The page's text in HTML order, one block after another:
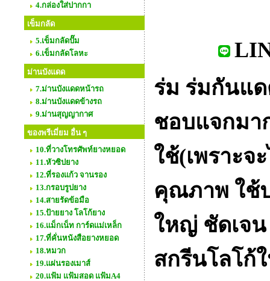
4.กล่องใส่ปากกา
เข็มกลัด
5.เข็มกลัดปั๊ม
6.เข็มกลัดโลหะ
ม่านบังแดด
7.ม่านบังแดดหน้ารถ
8.ม่านบังแดดข้างรถ
9.ม่านสุญญากาศ
ของพรีเมี่ยม อื่น ๆ
10.ที่วางโทรศัพท์ยางหยอด
11.หัวซิปยาง
12.ที่รองแก้ว จานรอง
13.กรอบรูปยาง
14.สายรัดข้อมือ
15.ป้ายยาง โลโก้ยาง
16.แม็กเน็ท การ์ดแม่เหล็ก
17.ที่คั่นหนังสือยางหยอด
18.หมวก
19.แผ่นรองเมาส์
20.แฟ้ม แฟ้มสอด แฟ้มA4
ร่ม ร่มกันแ
ชอบแจกมา
ใช้(เพราะจ
คุณภาพ ใช้
ใหญ่ ชัดเจ
สกรีนโลโก้